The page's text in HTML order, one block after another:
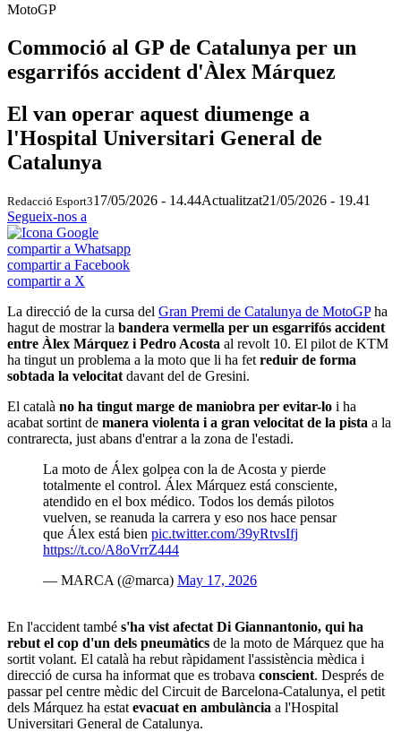
MotoGP
Commoció al GP de Catalunya per un
esgarrifós accident d'Àlex Márquez
El van operar aquest diumenge a
l'Hospital Universitari General de
Catalunya
Redacció Esport317/05/2026 - 14.44Actualitzat21/05/2026 - 19.41
Segueix-nos a
compartir a Whatsapp
compartir a Facebook
compartir a X
La direcció de la cursa del Gran Premi de Catalunya de MotoGPha
hagut de mostrar la bandera vermella per un esgarrifós accident
entre Àlex Márquez i Pedro Acosta al revolt 10. El pilot de KTM
ha tingut un problema a la moto que li ha fet reduir de forma
sobtada la velocitat davant del de Gresini.
El català no ha tingut marge de maniobra per evitar-lo i ha
acabat sortint de manera violenta i a gran velocitat de la pista a la
contrarecta, just abans d'entrar a la zona de l'estadi.
La moto de Álex golpea con la de Acosta y pierde
totalmente el control. Álex Márquez está consciente,
atendido en el box médico. Todos los demás pilotos
vuelven, se reanuda la carrera y eso nos hace pensar
que Álex está bien pic.twitter.com/39yRtvsIfj
https://t.co/A8oVrrZ444
— MARCA (@marca) May 17, 2026
En l'accident també s'ha vist afectat Di Giannantonio, qui ha
rebut el cop d'un dels pneumàtics de la moto de Márquez que ha
sortit volant. El català ha rebut ràpidament l'assistència mèdica i
direcció de cursa ha informat que es trobava conscient. Després de
passar pel centre mèdic del Circuit de Barcelona-Catalunya, el petit
dels Márquez ha estat evacuat en ambulància a l'Hospital
Universitari General de Catalunya.